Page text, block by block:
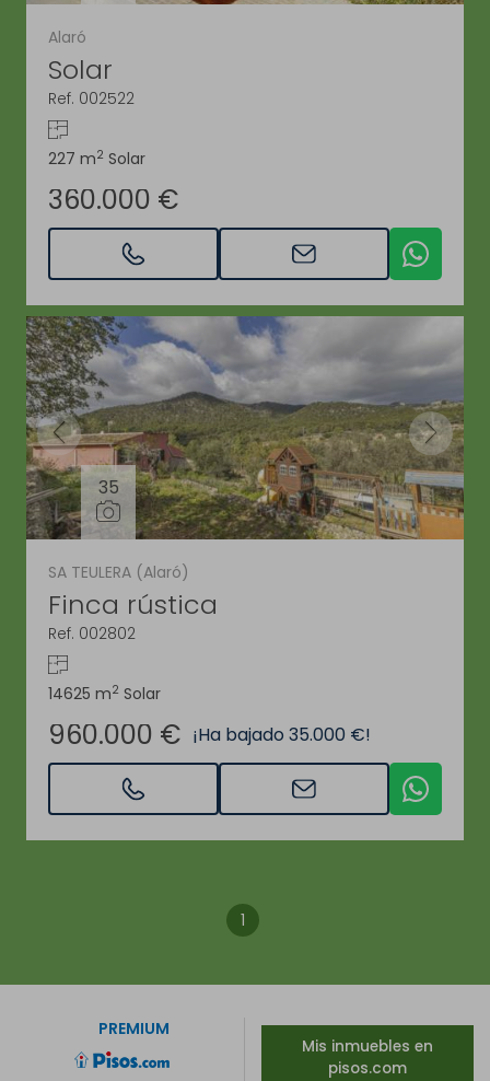
Alaró
Solar
Ref. 002522
227 m2 Solar
360.000 €
35
SA TEULERA (Alaró)
Finca rústica
Ref. 002802
14625 m2 Solar
960.000 € ¡Ha bajado 35.000 €!
1
PREMIUM
Mis inmuebles en
pisos.com